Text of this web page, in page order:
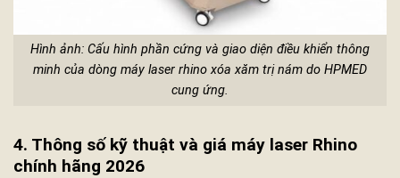
Hình ảnh: Cấu hình phần cứng và giao diện điều khiển thông
minh của dòng máy laser rhino xóa xăm trị nám do HPMED
cung ứng.
4. Thông số kỹ thuật và giá máy laser Rhino
chính hãng 2026